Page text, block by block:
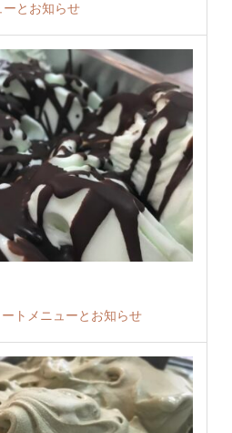
とお知らせ
トメニューとお知らせ